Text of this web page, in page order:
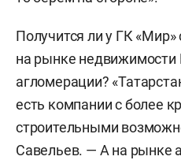
кирпич выпустили в
работает ежедневно в
выпускает 28,6 млн штук
• Завод
в Зеленодольске.
Получится ли у ГК
на рынке недвижимости
агломерации?
есть компании с более
строительными
Савельев. — А на рынке